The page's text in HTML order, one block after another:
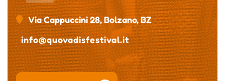
Via Cappuccini 28, Bolzano, BZ
info@quovadisfestival.it